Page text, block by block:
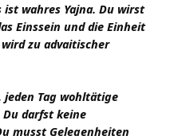
wahres Yajna. Du wirst
Einssein und die Einheit
zu advaitischer
Tag wohltätige
darfst keine
musst Gelegenheiten